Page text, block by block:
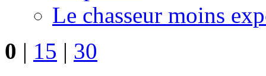
Le chasseur moins
0 | 15 | 30